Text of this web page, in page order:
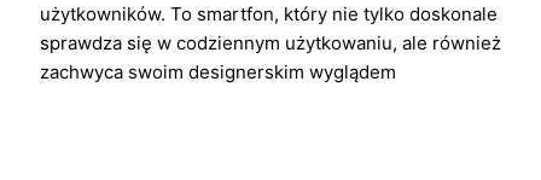
użytkowników. To smartfon, który nie tylko doskonale
sprawdza się w codziennym użytkowaniu, ale również
zachwyca swoim designerskim wyglądem